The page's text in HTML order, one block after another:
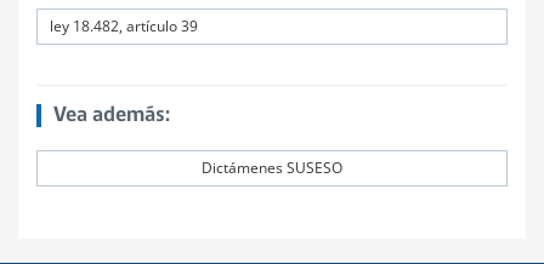
ley 18.482, artículo 39
Vea además:
Dictámenes SUSESO